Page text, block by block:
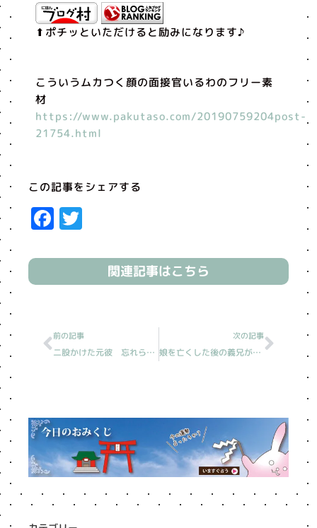
⬆︎ポチッといただけると励みになります♪
こういうムカつく顔の面接官いるわのフリー素
材
https://www.pakutaso.com/20190759204post-
21754.html
この記事をシェアする
Facebook
関連記事はこちら
前の記事
二股かけた元彼 忘れられず（2021/08/14分）
次の記事
娘を亡くした後の義兄が不快（2021/08/15分）
Next